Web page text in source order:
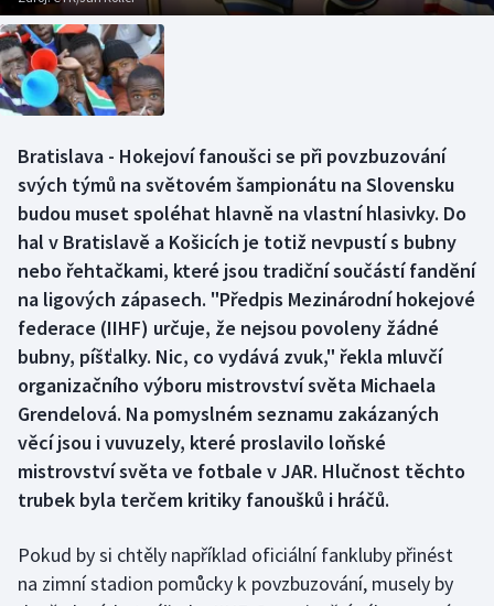
Basketbal
Biatlon
Boby a skeleton
Box
Curling
Dostihy
Florbal
Futsal
Golf
Gymnastika
Jezdectví
Historické návraty
Aplikace ČT sport
AZ kvíz
Bratislava - Hokejoví fanoušci se při povzbuzování
svých týmů na světovém šampionátu na Slovensku
budou muset spoléhat hlavně na vlastní hlasivky. Do
hal v Bratislavě a Košicích je totiž nevpustí s bubny
nebo řehtačkami, které jsou tradiční součástí fandění
na ligových zápasech. "Předpis Mezinárodní hokejové
federace (IIHF) určuje, že nejsou povoleny žádné
bubny, píšťalky. Nic, co vydává zvuk," řekla mluvčí
organizačního výboru mistrovství světa Michaela
Grendelová. Na pomyslném seznamu zakázaných
věcí jsou i vuvuzely, které proslavilo loňské
mistrovství světa ve fotbale v JAR. Hlučnost těchto
trubek byla terčem kritiky fanoušků i hráčů.
Pokud by si chtěly například oficiální fankluby přinést
na zimní stadion pomůcky k povzbuzování, musely by